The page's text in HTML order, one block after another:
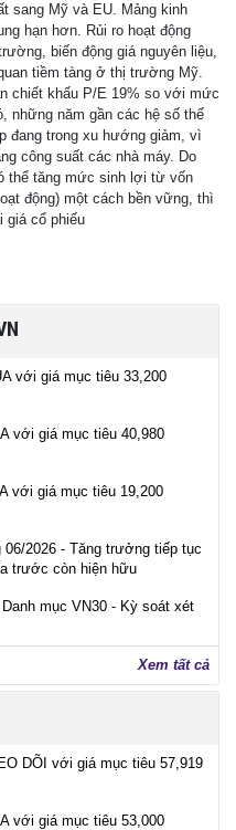
sang Mỹ và EU. Mảng kinh
hạn hơn. Rủi ro hoạt động
biến động giá nguyên liệu,
tiềm tàng ở thị trường Mỹ.
chiết khấu P/E 19% so với mức
những năm gần các hệ số thể
đang trong xu hướng giảm, vì
công suất các nhà máy. Do
thể tăng mức sinh lợi từ vốn
động) một cách bền vững, thì
giá cổ phiếu
với giá mục tiêu 33,200
với giá mục tiêu 40,980
với giá mục tiêu 19,200
06/2026 - Tăng trưởng tiếp tục
trước còn hiện hữu
mục VN30 - Kỳ soát xét
Xem tất cả
DÕI với giá mục tiêu 57,919
với giá mục tiêu 53,000